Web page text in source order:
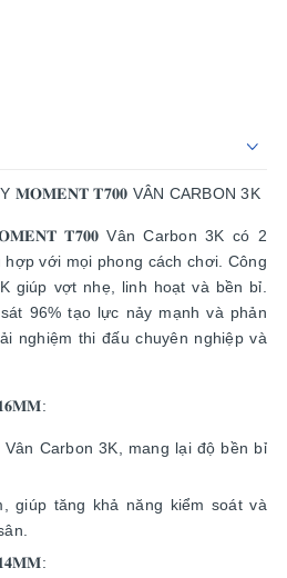
𝐌𝐎𝐌𝐄𝐍𝐓 𝐓𝟕𝟎𝟎 VÂN CARBON 3K
𝐓𝟕𝟎𝟎 Vân Carbon 3K có 2
với mọi phong cách chơi. Công
giúp vợt nhẹ, linh hoạt và bền bỉ.
96% tạo lực nảy mạnh và phản
nghiệm thi đấu chuyên nghiệp và
Carbon 3K, mang lại độ bền bỉ
giúp tăng khả năng kiểm soát và